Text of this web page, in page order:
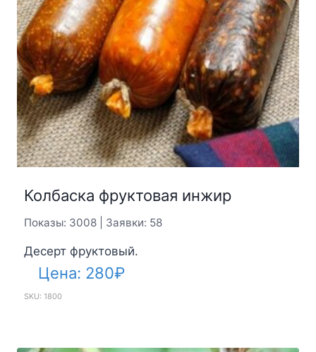
Колбаска фруктовая инжир
Показы: 3008 | Заявки: 58
Десерт фруктовый.
Цена: 280₽
SKU: 1800